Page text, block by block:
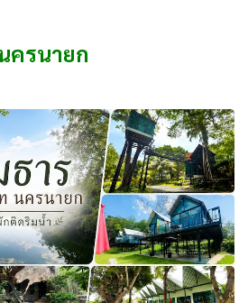
ครนายก